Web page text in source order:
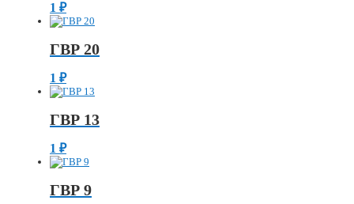
1 ₽
ГВР 20
1 ₽
ГВР 13
1 ₽
ГВР 9